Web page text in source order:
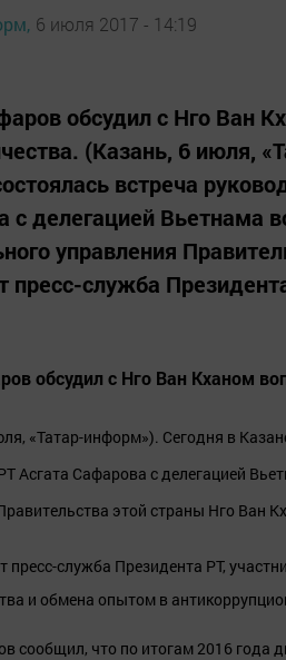
6 июля 2017 - 14:19
обсудил с Нго Ван
(Казань, 6 июля,
встреча
с делегацией Вьетнама
управления
пресс-служба
обсудил с Нго Ван Кханом
«Татар-информ»). Сегодня в
Асгата Сафарова с делегацией
этой страны Нго Ван
пресс-служба Президента РТ,
и обмена опытом в
сообщил, что по итогам 2016 года